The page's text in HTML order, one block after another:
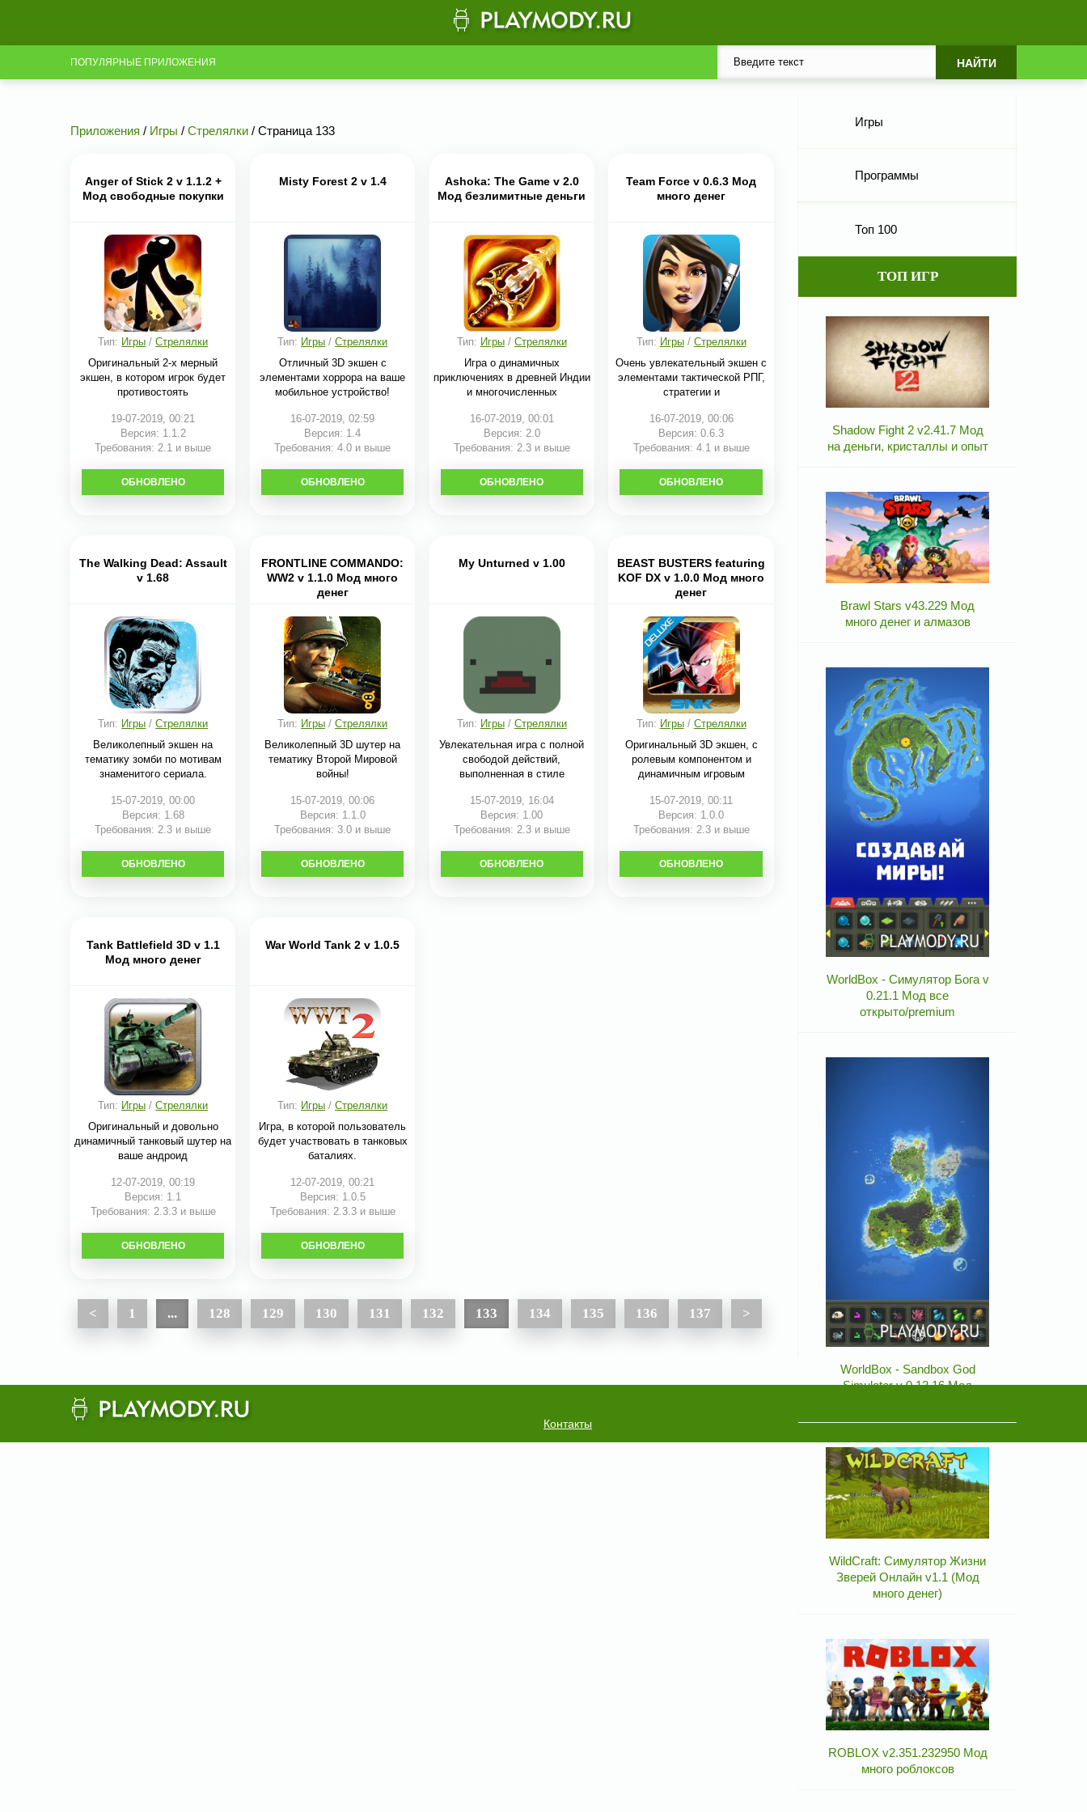
ПОПУЛЯРНЫЕ ПРИЛОЖЕНИЯ
Приложения / Игры / Стрелялки / Страница 133
Anger of Stick 2 v 1.1.2 +
Мод свободные покупки
Тип: Игры /Стрелялки
Оригинальный 2-х мерный
экшен, в котором игрок будет
противостоять
19-07-2019, 00:21
Версия: 1.1.2
Требования: 2.1 и выше
СКАЧАТЬ
ОБНОВЛЕНО
Misty Forest 2 v 1.4
Тип: Игры /Стрелялки
Отличный 3D экшен с
элементами хоррора на ваше
мобильное устройство!
16-07-2019, 02:59
Версия: 1.4
Требования: 4.0 и выше
СКАЧАТЬ
ОБНОВЛЕНО
Ashoka: The Game v 2.0
Мод безлимитные деньги
Тип: Игры/ Стрелялки
Игра о динамичных
приключениях в древней Индии
и многочисленных
16-07-2019, 00:01
Версия: 2.0
Требования: 2.3 и выше
СКАЧАТЬ
ОБНОВЛЕНО
Team Force v 0.6.3 Мод
много денег
Тип: Игры/ Стрелялки
Очень увлекательный экшен с
элементами тактической РПГ,
стратегии и
16-07-2019, 00:06
Версия: 0.6.3
Требования: 4.1 и выше
СКАЧАТЬ
ОБНОВЛЕНО
The Walking Dead: Assault
v 1.68
Тип: Игры /Стрелялки
Великолепный экшен на
тематику зомби по мотивам
знаменитого сериала.
15-07-2019, 00:00
Версия: 1.68
Требования: 2.3 и выше
СКАЧАТЬ
ОБНОВЛЕНО
FRONTLINE COMMANDO:
WW2 v 1.1.0 Мод много
денег
Тип: Игры /Стрелялки
Великолепный 3D шутер на
тематику Второй Мировой
войны!
15-07-2019, 00:06
Версия: 1.1.0
Требования: 3.0 и выше
СКАЧАТЬ
ОБНОВЛЕНО
My Unturned v 1.00
Тип: Игры/ Стрелялки
Увлекательная игра с полной
свободой действий,
выполненная в стиле
15-07-2019, 16:04
Версия: 1.00
Требования: 2.3 и выше
СКАЧАТЬ
ОБНОВЛЕНО
BEAST BUSTERS featuring
KOF DX v 1.0.0 Мод много
денег
Тип: Игры/ Стрелялки
Оригинальный 3D экшен, с
ролевым компонентом и
динамичным игровым
15-07-2019, 00:11
Версия: 1.0.0
Требования: 2.3 и выше
СКАЧАТЬ
ОБНОВЛЕНО
Tank Battlefield 3D v 1.1
Мод много денег
Тип: Игры /Стрелялки
Оригинальный и довольно
динамичный танковый шутер на
ваше андроид
12-07-2019, 00:19
Версия: 1.1
Требования: 2.3.3 и выше
СКАЧАТЬ
ОБНОВЛЕНО
War World Tank 2 v 1.0.5
Тип: Игры /Стрелялки
Игра, в которой пользователь
будет участвовать в танковых
баталиях.
12-07-2019, 00:21
Версия: 1.0.5
Требования: 2.3.3 и выше
СКАЧАТЬ
ОБНОВЛЕНО
< 1 ... 128 129 130 131 132 133 134 135 136 137 >
Игры
Программы
Топ 100
ТОП ИГР
Shadow Fight 2 v2.41.7 Мод
на деньги, кристаллы и опыт
Brawl Stars v43.229 Мод
много денег и алмазов
WorldBox - Симулятор Бога v
0.21.1 Мод все
открыто/premium
WorldBox - Sandbox God
Simulator v 0.13.16 Мод
WildCraft: Симулятор Жизни
Зверей Онлайн v1.1 (Мод
много денег)
ROBLOX v2.351.232950 Мод
много роблоксов
Контакты